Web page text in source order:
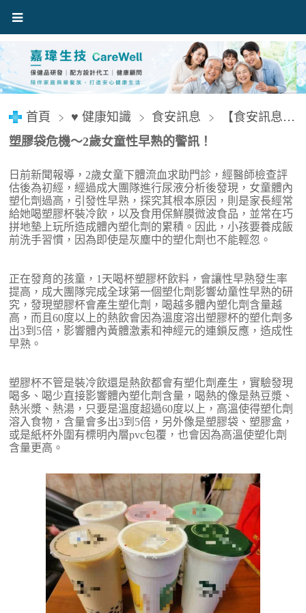
首頁 ♥ 健康知識 食安訊息
【食安訊息】2歲女童性早熟的警訊！
塑膠袋危機～2歲女童性早熟的警訊！
日前新聞報導，2歲女童下體流血求助門診，經醫師檢查評
估後為初經，經過成大團隊進行尿液分析後發現，女童體內
塑化劑過高，引發性早熟，探究其根本原因，則是家長經常
給她喝塑膠杯裝冷飲，以及食用保鮮膜微波食品，並常在巧
拼地墊上玩所造成體內塑化劑的累積。因此，小孩要養成飯
前洗手習慣，因為即使是灰塵中的塑化劑也不能輕忽。
正在發育的孩童，1天喝杯塑膠杯飲料，會讓性早熟發生率
提高，成大團隊完成全球第一個塑化劑影響幼童性早熟的研
究，發現塑膠杯會產生塑化劑，喝越多體內塑化劑含量越
高，而且60度以上的熱飲會因為溫度溶出塑膠杯的塑化劑多
出3到5倍，影響體內黃體激素和神經元的連鎖反應，造成性
早熟。
塑膠杯不管是裝冷飲還是熱飲都會有塑化劑產生，實驗發現
喝多、喝少直接影響體內塑化劑含量，喝熱的像是熱豆漿、
熱米漿、熱湯，只要是溫度超過60度以上，高溫使得塑化劑
溶入食物，含量會多出3到5倍，另外像是塑膠袋、塑膠盒，
或是紙杯外圍有標明內層pvc包覆，也會因為高溫使塑化劑
含量更高。